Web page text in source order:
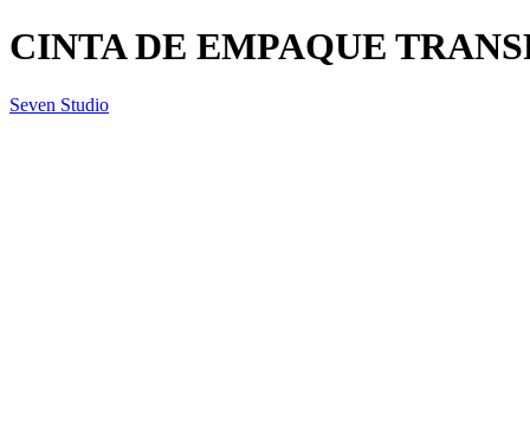
CINTA DE EMPAQUE
Seven Studio